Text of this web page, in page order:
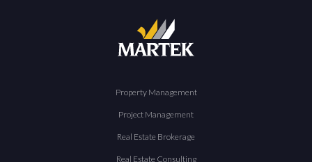
Property Management
Project Management
Real Estate Brokerage
Real Estate Consulting